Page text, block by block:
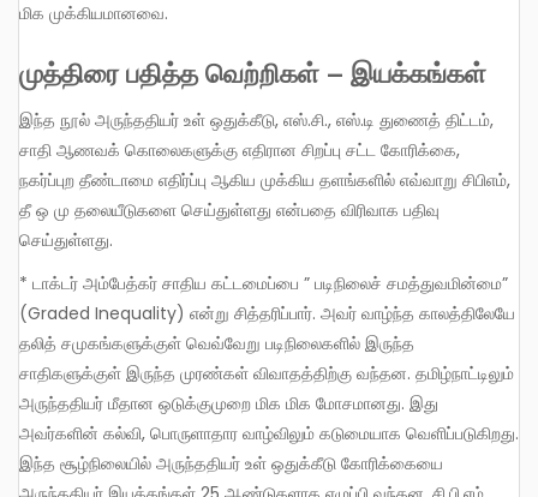
மிக முக்கியமானவை.
முத்திரை பதித்த வெற்றிகள் – இயக்கங்கள்
இந்த நூல் அருந்ததியர் உள் ஒதுக்கீடு, எஸ்.சி., எஸ்.டி துணைத் திட்டம்,
சாதி ஆணவக் கொலைகளுக்கு எதிரான சிறப்பு சட்ட கோரிக்கை,
நகர்ப்புற தீண்டாமை எதிர்ப்பு ஆகிய முக்கிய தளங்களில் எவ்வாறு சிபிஎம்,
தீ ஒ மு தலையீடுகளை செய்துள்ளது என்பதை விரிவாக பதிவு
செய்துள்ளது.
* டாக்டர் அம்பேத்கர் சாதிய கட்டமைப்பை ” படிநிலைச் சமத்துவமின்மை”
(Graded Inequality) என்று சித்தரிப்பார். அவர் வாழ்ந்த காலத்திலேயே
தலித் சமுகங்களுக்குள் வெவ்வேறு படிநிலைகளில் இருந்த
சாதிகளுக்குள் இருந்த முரண்கள் விவாதத்திற்கு வந்தன. தமிழ்நாட்டிலும்
அருந்ததியர் மீதான ஒடுக்குமுறை மிக மிக மோசமானது. இது
அவர்களின் கல்வி, பொருளாதார வாழ்விலும் கடுமையாக வெளிப்படுகிறது.
இந்த சூழ்நிலையில் அருந்ததியர் உள் ஒதுக்கீடு கோரிக்கையை